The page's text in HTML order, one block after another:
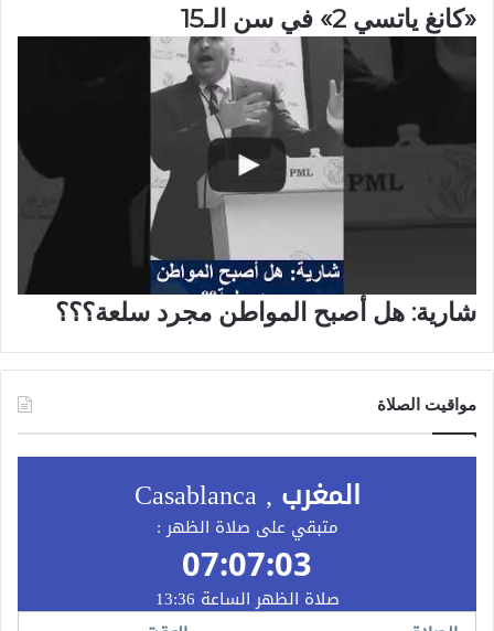
«كانغ ياتسي 2» في سن الـ15
شارية: هل أصبح المواطن مجرد سلعة؟؟؟
مواقيت الصلاة